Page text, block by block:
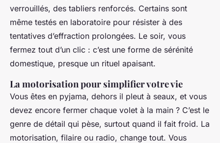
verrouillés, des tabliers renforcés. Certains sont
même testés en laboratoire pour résister à des
tentatives d’effraction prolongées. Le soir, vous
fermez tout d’un clic : c’est une forme de sérénité
domestique, presque un rituel apaisant.
La motorisation pour simplifier votre vie
Vous êtes en pyjama, dehors il pleut à seaux, et vous
devez encore fermer chaque volet à la main ? C’est le
genre de détail qui pèse, surtout quand il fait froid. La
motorisation, filaire ou radio, change tout. Vous